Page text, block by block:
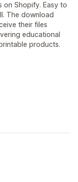
on Shopify. Easy to
The download
their files
educational
products.